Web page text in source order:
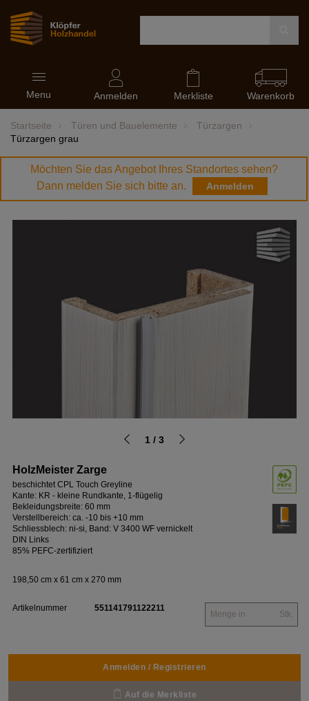
Navigation
ein-
und
ausblenden
Menu Anmelden Merkliste Warenkorb
Startseite Türen und Bauelemente
Türzargen
Türzargen grau
Möchten Sie das Angebot Ihres Standortes sehen?
Dann melden Sie sich bitte an.
Anmelden
1 / 3
HolzMeister Zarge
beschichtet CPL Touch Greyline
Kante: KR - kleine Rundkante, 1-flügelig
Bekleidungsbreite: 60 mm
Verstellbereich: ca. -10 bis +10 mm
Schliessblech: ni-si, Band: V 3400 WF vernickelt
DIN Links
85% PEFC-zertifiziert
198,50 cm x 61 cm x 270 mm
Artikelnummer 551141791122211
Stk.
Anmelden / Registrieren
Auf die Merkliste